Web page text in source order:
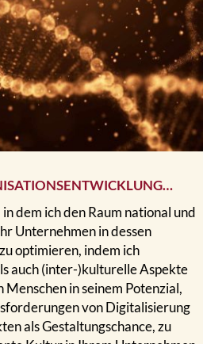
dem ich den Raum national und
Unternehmen in dessen
optimieren, indem ich
auch (inter-)kulturelle Aspekte
in seinem Potenzial,
von Digitalisierung
als Gestaltungschance, zu